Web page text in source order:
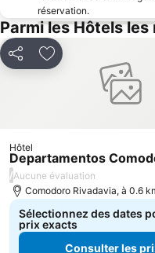
réservation.
Parmi les Hôtels
PartagerAjouter à mes
Hôtel
Departamentos
/Aucune évaluation
Comodoro Rivadavia, à 0.6
Sélectionnez des dates
prix exacts
Consulter les